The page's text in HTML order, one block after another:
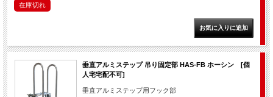
在庫切れ
垂直アルミステップ 吊り固定部 HAS-FB ホーシン [個
人宅宅配不可]
垂直アルミステップ用フック部